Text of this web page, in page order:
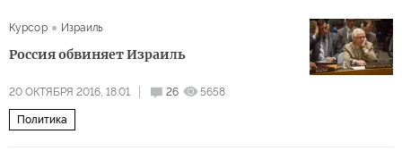
Курсор Израиль
Россия обвиняет Израиль
20 ОКТЯБРЯ 2016, 18:01 26 5658
Политика